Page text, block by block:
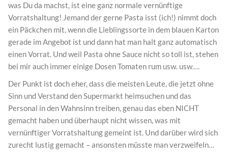
was Du da machst, ist eine ganz normale vernünftige
Vorratshaltung! Jemand der gerne Pasta isst (ich!) nimmt doch
ein Päckchen mit, wenn die Lieblingssorte in dem blauen Karton
gerade im Angebot ist und dann hat man halt ganz automatisch
einen Vorrat. Und weil Pasta ohne Sauce nicht so toll ist, stehen
bei mir auch immer einige Dosen Tomaten rum usw. usw….
Der Punkt ist doch eher, dass die meisten Leute, die jetzt ohne
Sinn und Verstand den Supermarkt heimsuchen und das
Personal in den Wahnsinn treiben, genau das eben NICHT
gemacht haben und überhaupt nicht wissen, was mit
vernünftiger Vorratshaltung gemeint ist. Und darüber wird sich
zurecht lustig gemacht – ansonsten müsste man verzweifeln…